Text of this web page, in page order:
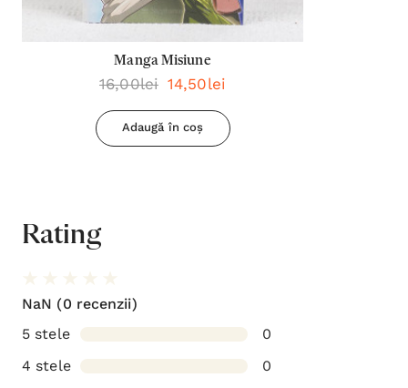
Manga Misiune
16,00lei 14,50lei
Adaugă în coș
Rating
NaN (0 recenzii)
5 stele
0
4 stele
0